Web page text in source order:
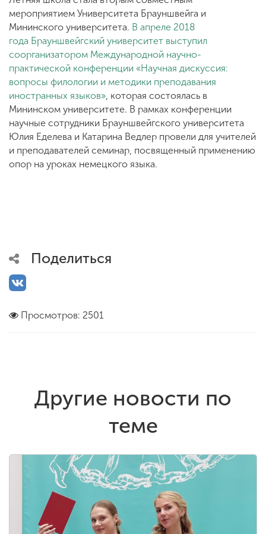
мероприятием Университета Брауншвейга и
Мининского университета. В апреле 2018
года Брауншвейгский университет выступил
соорганизатором Международной научно-
практической конференции «Научная дискуссия:
вопросы филологии и методики преподавания
иностранных языков», которая состоялась в
Мининском университете. В рамках конференции
научные сотрудники Брауншвейгского университета
Юлия Еделева и Катарина Ведлер провели для учителей
и преподавателей семинар, посвященный применению
опор на уроках немецкого языка.
Поделиться
Просмотров: 2501
Другие новости по
теме